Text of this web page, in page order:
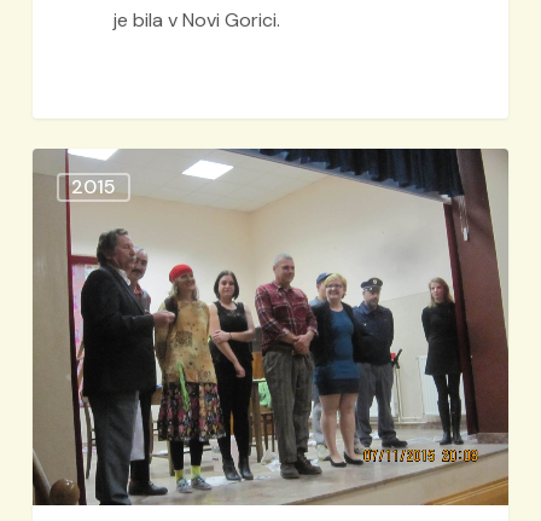
je bila v Novi Gorici.
Komedija
“KŠEFT
ZNORET”
avtorja
Zdenka
Pereca
2015